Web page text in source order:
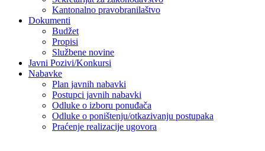
Kantonalno pravobranilaštvo
Dokumenti
Budžet
Propisi
Službene novine
Javni Pozivi/Konkursi
Nabavke
Plan javnih nabavki
Postupci javnih nabavki
Odluke o izboru ponuđača
Odluke o poništenju/otkazivanju postupaka
Praćenje realizacije ugovora